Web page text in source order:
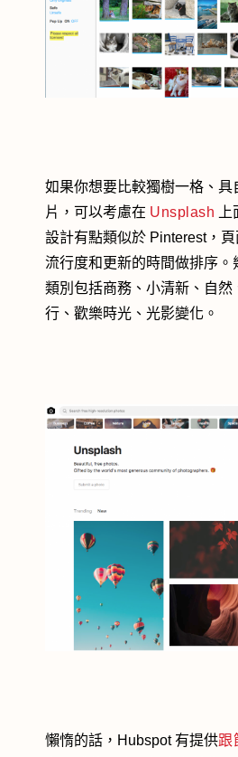
如果你想要比較獨樹一格、具
片，可以考慮在 Unsplash
設計有點類似於 Pinterest，
流行度和更新的時間做排序。
類別包括商務、小清新、自然
行、歡樂時光、光影變化。
懶惰的話，Hubspot 有提供跟